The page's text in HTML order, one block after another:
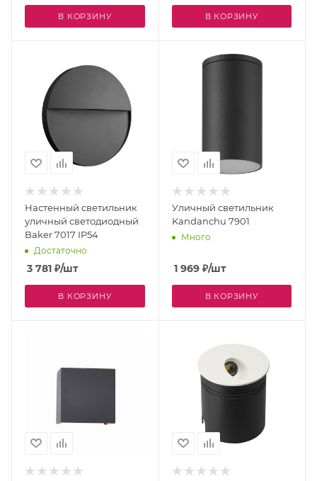
В КОРЗИНУ В КОРЗИНУ
Настенный светильник
уличный светодиодный
Baker 7017 IP54
Достаточно
3 781 ₽/шт
В КОРЗИНУ
Уличный светильник
Kandanchu 7901
Много
1 969₽/шт
В КОРЗИНУ